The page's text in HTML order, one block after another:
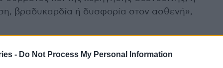
- Do Not Process My Personal Information
βραδυκαρδία ή δυσφορία στον ασθενή»,
από τις άλλες μεθόδους;